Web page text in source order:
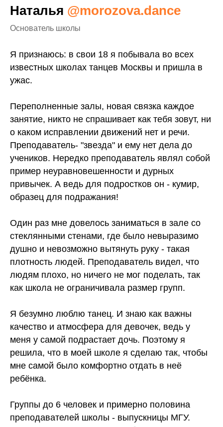
Наталья @morozova.dance
Основатель школы
Я признаюсь: в свои 18 я побывала во всех
известных школах танцев Москвы и пришла в
ужас.
Переполненные залы, новая связка каждое
занятие, никто не спрашивает как тебя зовут, ни
о каком исправлении движений нет и речи.
Преподаватель- "звезда" и ему нет дела до
учеников. Нередко преподаватель являл собой
пример неуравновешенности и дурных
привычек. А ведь для подростков он - кумир,
образец для подражания!
Один раз мне довелось заниматься в зале со
стеклянными стенами, где было невыразимо
душно и невозможно вытянуть руку - такая
плотность людей. Преподаватель видел, что
людям плохо, но ничего не мог поделать, так
как школа не ограничивала размер групп.
Я безумно люблю танец. И знаю как важны
качество и атмосфера для девочек, ведь у
меня у самой подрастает дочь. Поэтому я
решила, что в моей школе я сделаю так, чтобы
мне самой было комфортно отдать в неё
ребёнка.
Группы до 6 человек и примерно половина
преподавателей школы - выпускницы МГУ.